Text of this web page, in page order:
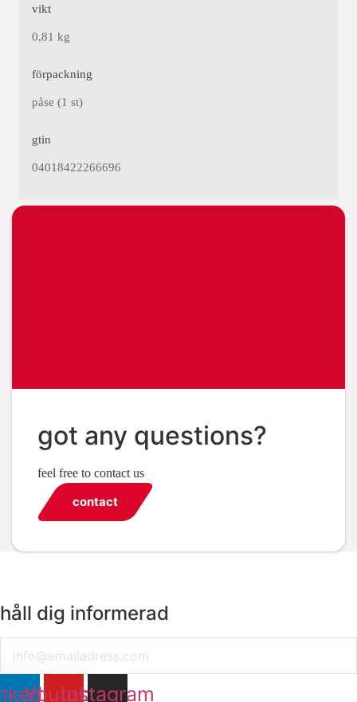
vikt
0,81 kg
förpackning
påse (1 st)
gtin
04018422266696
got any questions?
feel free to contact us
contact
håll dig informerad
Youtube
Instagram